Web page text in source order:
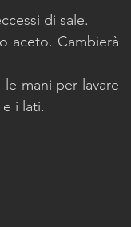
di sale.
aceto. Cambierà
mani per lavare
i lati.